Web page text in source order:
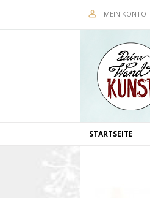
MEIN KONTO
STARTSEITE